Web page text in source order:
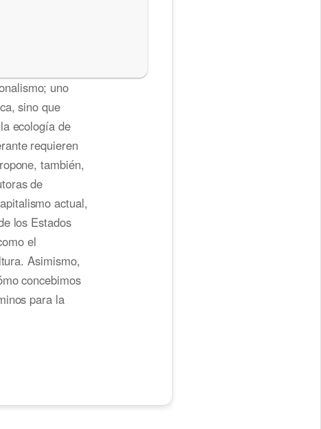
uno
sino que
ecología de
requieren
también,
de
actual,
los Estados
el
Asimismo,
concebimos
para la